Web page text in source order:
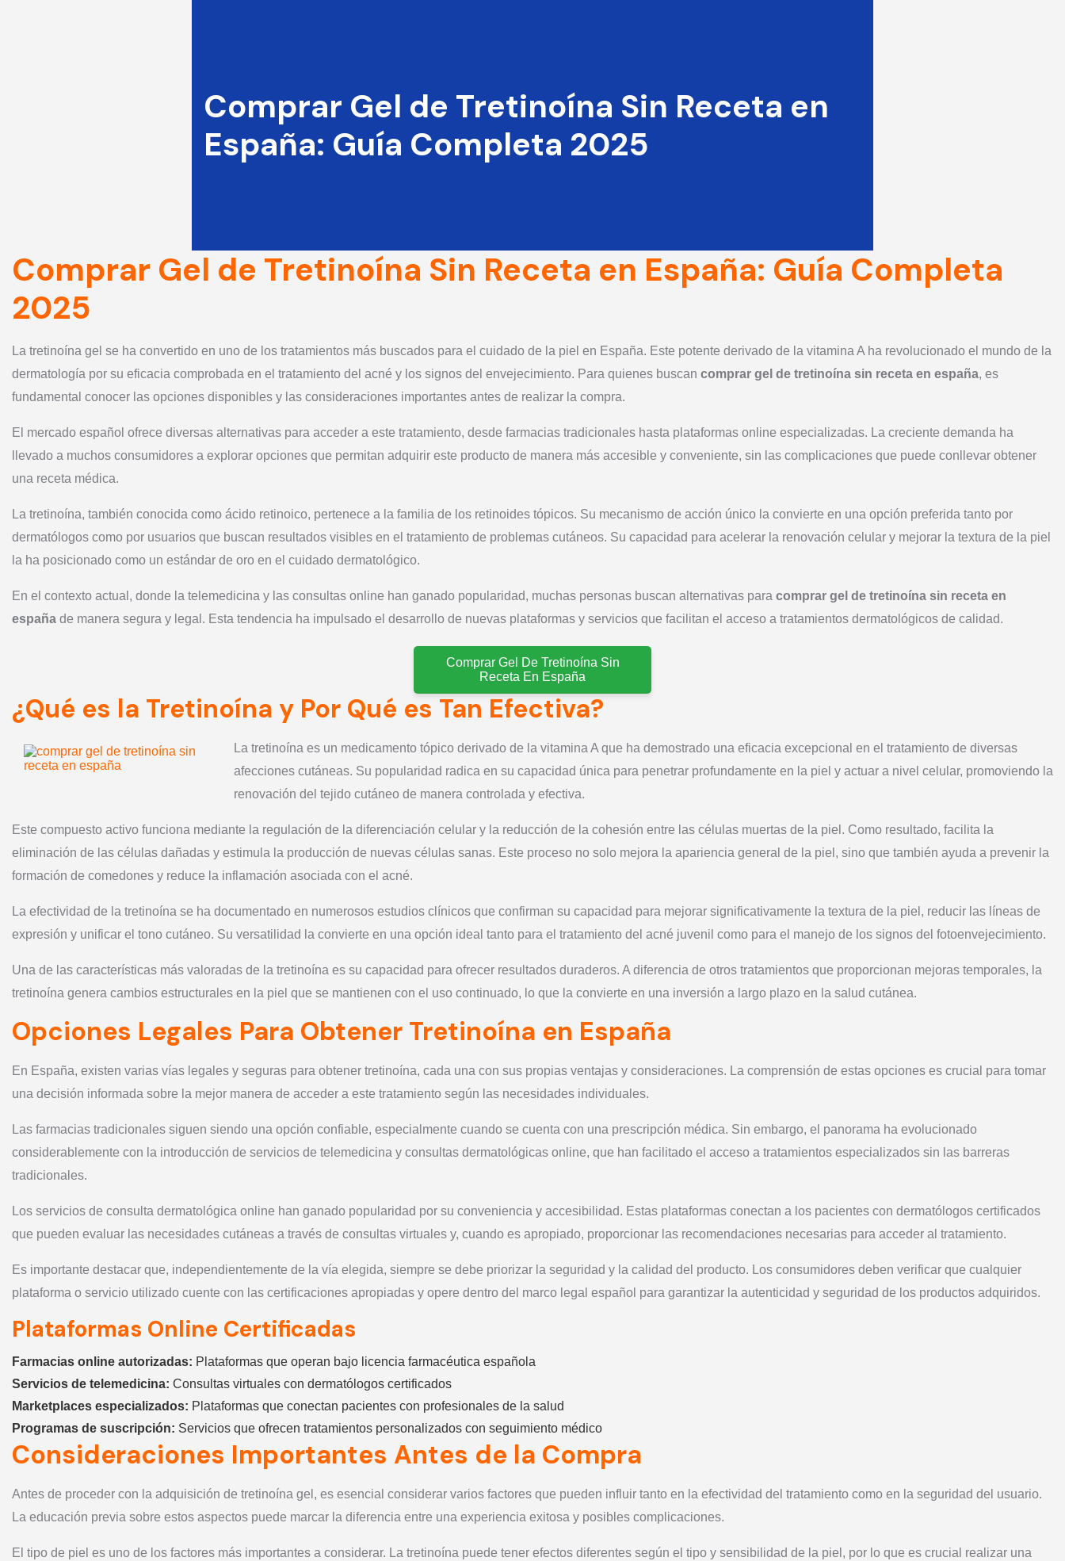
Comprar Gel de Tretinoína Sin Receta en
España: Guía Completa 2025
Comprar Gel de Tretinoína Sin Receta en España: Guía Completa
2025
La tretinoína gel se ha convertido en uno de los tratamientos más buscados para el cuidado de la piel en España. Este potente derivado de la vitamina A ha revolucionado el mundo de la
dermatología por su eficacia comprobada en el tratamiento del acné y los signos del envejecimiento. Para quienes buscan comprar gel de tretinoína sin receta en españa, es
fundamental conocer las opciones disponibles y las consideraciones importantes antes de realizar la compra.
El mercado español ofrece diversas alternativas para acceder a este tratamiento, desde farmacias tradicionales hasta plataformas online especializadas. La creciente demanda ha
llevado a muchos consumidores a explorar opciones que permitan adquirir este producto de manera más accesible y conveniente, sin las complicaciones que puede conllevar obtener
una receta médica.
La tretinoína, también conocida como ácido retinoico, pertenece a la familia de los retinoides tópicos. Su mecanismo de acción único la convierte en una opción preferida tanto por
dermatólogos como por usuarios que buscan resultados visibles en el tratamiento de problemas cutáneos. Su capacidad para acelerar la renovación celular y mejorar la textura de la piel
la ha posicionado como un estándar de oro en el cuidado dermatológico.
En el contexto actual, donde la telemedicina y las consultas online han ganado popularidad, muchas personas buscan alternativas para comprar gel de tretinoína sin receta en
españa de manera segura y legal. Esta tendencia ha impulsado el desarrollo de nuevas plataformas y servicios que facilitan el acceso a tratamientos dermatológicos de calidad.
Comprar Gel De Tretinoína Sin
Receta En España
¿Qué es la Tretinoína y Por Qué es Tan Efectiva?
La tretinoína es un medicamento tópico derivado de la vitamina A que ha demostrado una eficacia excepcional en el tratamiento de diversas
afecciones cutáneas. Su popularidad radica en su capacidad única para penetrar profundamente en la piel y actuar a nivel celular, promoviendo la
renovación del tejido cutáneo de manera controlada y efectiva.
Este compuesto activo funciona mediante la regulación de la diferenciación celular y la reducción de la cohesión entre las células muertas de la piel. Como resultado, facilita la
eliminación de las células dañadas y estimula la producción de nuevas células sanas. Este proceso no solo mejora la apariencia general de la piel, sino que también ayuda a prevenir la
formación de comedones y reduce la inflamación asociada con el acné.
La efectividad de la tretinoína se ha documentado en numerosos estudios clínicos que confirman su capacidad para mejorar significativamente la textura de la piel, reducir las líneas de
expresión y unificar el tono cutáneo. Su versatilidad la convierte en una opción ideal tanto para el tratamiento del acné juvenil como para el manejo de los signos del fotoenvejecimiento.
Una de las características más valoradas de la tretinoína es su capacidad para ofrecer resultados duraderos. A diferencia de otros tratamientos que proporcionan mejoras temporales, la
tretinoína genera cambios estructurales en la piel que se mantienen con el uso continuado, lo que la convierte en una inversión a largo plazo en la salud cutánea.
Opciones Legales Para Obtener Tretinoína en España
En España, existen varias vías legales y seguras para obtener tretinoína, cada una con sus propias ventajas y consideraciones. La comprensión de estas opciones es crucial para tomar
una decisión informada sobre la mejor manera de acceder a este tratamiento según las necesidades individuales.
Las farmacias tradicionales siguen siendo una opción confiable, especialmente cuando se cuenta con una prescripción médica. Sin embargo, el panorama ha evolucionado
considerablemente con la introducción de servicios de telemedicina y consultas dermatológicas online, que han facilitado el acceso a tratamientos especializados sin las barreras
tradicionales.
Los servicios de consulta dermatológica online han ganado popularidad por su conveniencia y accesibilidad. Estas plataformas conectan a los pacientes con dermatólogos certificados
que pueden evaluar las necesidades cutáneas a través de consultas virtuales y, cuando es apropiado, proporcionar las recomendaciones necesarias para acceder al tratamiento.
Es importante destacar que, independientemente de la vía elegida, siempre se debe priorizar la seguridad y la calidad del producto. Los consumidores deben verificar que cualquier
plataforma o servicio utilizado cuente con las certificaciones apropiadas y opere dentro del marco legal español para garantizar la autenticidad y seguridad de los productos adquiridos.
Plataformas Online Certificadas
Farmacias online autorizadas: Plataformas que operan bajo licencia farmacéutica española
Servicios de telemedicina: Consultas virtuales con dermatólogos certificados
Marketplaces especializados: Plataformas que conectan pacientes con profesionales de la salud
Programas de suscripción: Servicios que ofrecen tratamientos personalizados con seguimiento médico
Consideraciones Importantes Antes de la Compra
Antes de proceder con la adquisición de tretinoína gel, es esencial considerar varios factores que pueden influir tanto en la efectividad del tratamiento como en la seguridad del usuario.
La educación previa sobre estos aspectos puede marcar la diferencia entre una experiencia exitosa y posibles complicaciones.
El tipo de piel es uno de los factores más importantes a considerar. La tretinoína puede tener efectos diferentes según el tipo y sensibilidad de la piel, por lo que es crucial realizar una